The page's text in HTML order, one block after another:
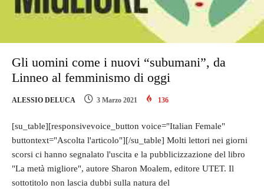
Gli uomini come i nuovi “subumani”, da
Linneo al femminismo di oggi
ALESSIO DELUCA 3 Marzo 2021 136
[su_table][responsivevoice_button voice="Italian Female"
buttontext="Ascolta l'articolo"][/su_table] Molti lettori nei giorni
scorsi ci hanno segnalato l'uscita e la pubblicizzazione del libro
"La metà migliore", autore Sharon Moalem, editore UTET. Il
sottotitolo non lascia dubbi sulla natura del